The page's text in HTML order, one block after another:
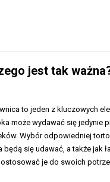
jest tak
to jeden z kluczowych
może wydawać się jedynie
Wybór odpowiedniej
będą się udawać, a także jak
je do swoich